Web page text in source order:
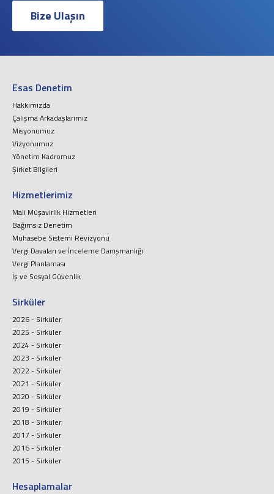
Bize Ulaşın
Esas Denetim
Hakkımızda
Çalışma Arkadaşlarımız
Misyonumuz
Vizyonumuz
Yönetim Kadromuz
Şirket Bilgileri
Hizmetlerimiz
Mali Müşavirlik Hizmetleri
Bağımsız Denetim
Muhasebe Sistemi Revizyonu
Vergi Davaları ve İnceleme Danışmanlığı
Vergi Planlaması
İş ve Sosyal Güvenlik
Sirküler
2026 - Sirküler
2025 - Sirküler
2024 - Sirküler
2023 - Sirküler
2022 - Sirküler
2021 - Sirküler
2020 - Sirküler
2019 - Sirküler
2018 - Sirküler
2017 - Sirküler
2016 - Sirküler
2015 - Sirküler
Hesaplamalar